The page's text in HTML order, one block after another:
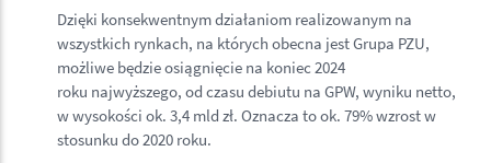
Dzięki konsekwentnym działaniom realizowanym na
wszystkich rynkach, na których obecna jest Grupa PZU,
możliwe będzie osiągnięcie na koniec 2024
roku najwyższego, od czasu debiutu na GPW, wyniku netto,
w wysokości ok. 3,4 mld zł. Oznacza to ok. 79% wzrost w
stosunku do 2020 roku.